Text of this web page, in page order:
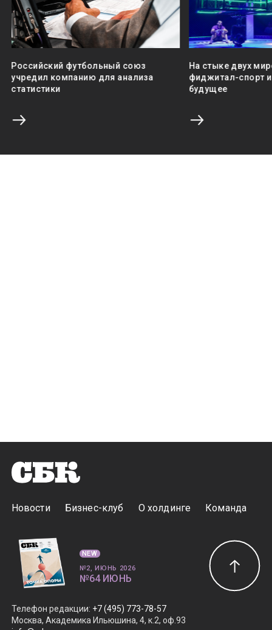
Российский футбольный союз
учредил компанию для анализа
статистики
На стыке двух
фиджитал-спорт
будущее
Новости Бизнес-клуб О холдинге Команда
Телефон редакции: +7 (495) 773-78-57
Москва, Академика Ильюшина, 4, к.2, оф.93
NEW
№2, ИЮНЬ 2026
№64 ИЮНЬ